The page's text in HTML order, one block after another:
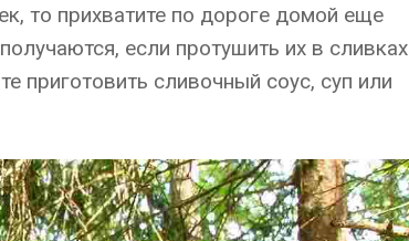
то прихватите по дороге домой еще
если протушить их в сливках
приготовить сливочный соус, суп или